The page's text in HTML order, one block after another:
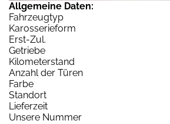
Allgemeine Daten:
Fahrzeugtyp
Karosserieform
Erst-Zul.
Getriebe
Kilometerstand
Anzahl der Türen
Farbe
Standort
Lieferzeit
Unsere Nummer